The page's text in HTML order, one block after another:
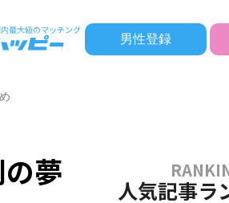
男性登録
の夢
人気記事ラ